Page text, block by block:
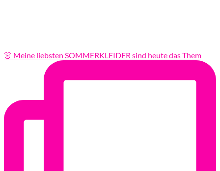
👗 Meine liebsten SOMMERKLEIDER sind heute das Them